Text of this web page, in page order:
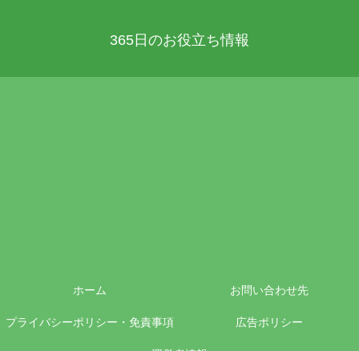
365日のお役立ち情報
ホーム お問い合わせ先
プライバシーポリシー・免責事項 広告ポリシー